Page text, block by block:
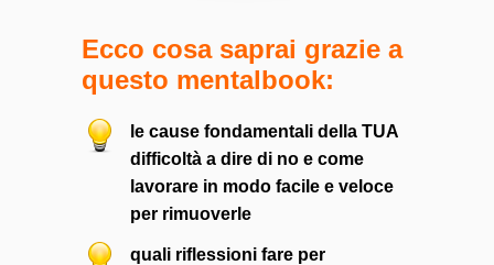
Ecco cosa saprai grazie a
questo mentalbook:
le cause fondamentali della TUA
difficoltà a dire di no e come
lavorare in modo facile e veloce
per rimuoverle
quali riflessioni fare per